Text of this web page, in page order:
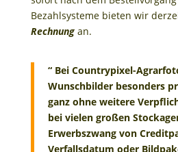
Bezahlsysteme bieten wir
Rechnungan.
“ Bei Countrypixel-
Wunschbilder besonders
ganz ohne weitere
bei vielen großen
Erwerbszwang von
Verfallsdatum oder